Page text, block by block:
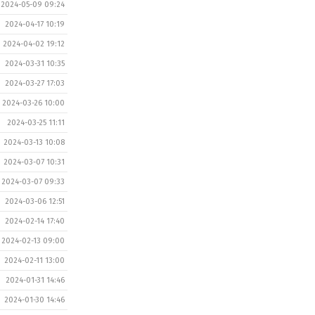
2024-05-09 09:24
2024-04-17 10:19
2024-04-02 19:12
2024-03-31 10:35
2024-03-27 17:03
2024-03-26 10:00
2024-03-25 11:11
2024-03-13 10:08
2024-03-07 10:31
2024-03-07 09:33
2024-03-06 12:51
2024-02-14 17:40
2024-02-13 09:00
2024-02-11 13:00
2024-01-31 14:46
2024-01-30 14:46